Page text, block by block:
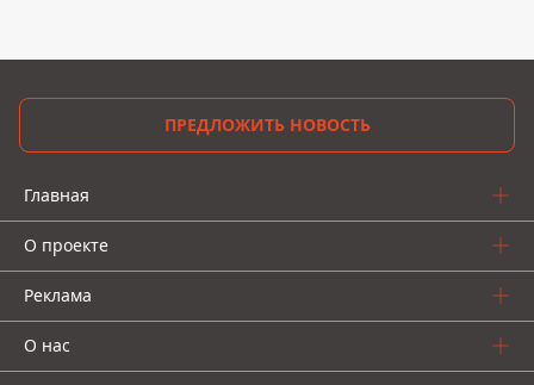
ПРЕДЛОЖИТЬ НОВОСТЬ
Главная
О проекте
Реклама
О нас